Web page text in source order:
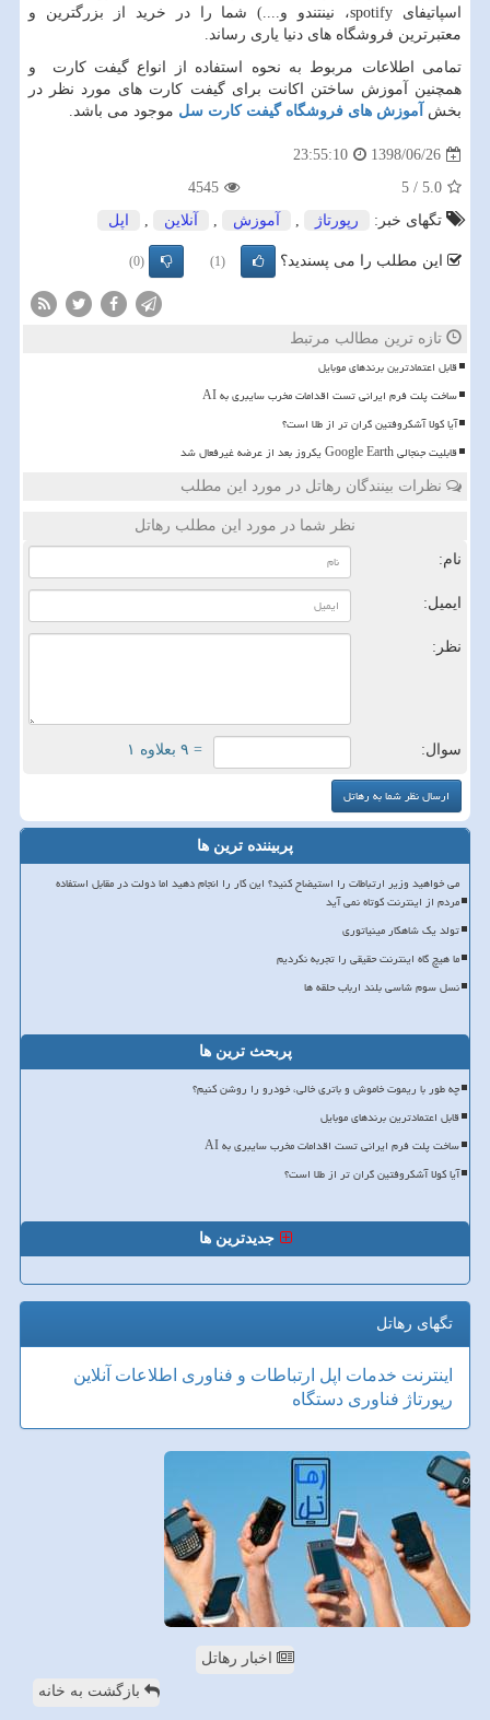
اسپاتیفای spotify، نینتندو و....) شما را در خرید از بزرگترین و
معتبرترین فروشگاه های دنیا یاری رساند.
تمامی اطلاعات مربوط به نحوه استفاده از انواع گیفت کارت و
همچنین آموزش ساختن اکانت برای گیفت کارت های مورد نظر در
بخش
آموزش های فروشگاه گیفت کارت سل موجود می باشد.
1398/06/26
23:55:10
5.0
/
5
4545
تگهای خبر:
رپورتاژ , آموزش , آنلاین , اپل
این مطلب را می پسندید؟ (1)
(0)
تازه ترین مطالب مرتبط
قابل اعتمادترین برندهای موبایل
ساخت پلت فرم ایرانی تست اقدامات مخرب سایبری به AI
آیا کولا آشکروفتین گران تر از طلا است؟
قابلیت جنجالی Google Earth یکروز بعد از عرضه غیرفعال شد
نظرات بینندگان رهاتل در مورد این مطلب
نظر شما در مورد این مطلب رهاتل
نام:
ایمیل:
نظر:
سوال: = ۹ بعلاوه ۱
پربیننده ترین ها
می خواهید وزیر ارتباطات را استیضاح کنید؟ این کار را انجام دهید اما دولت در مقابل استفاده
مردم از اینترنت کوتاه نمی آید
تولد یک شاهکار مینیاتوری
ما هیچ گاه اینترنت حقیقی را تجربه نکردیم
نسل سوم شاسی بلند ارباب حلقه ها
پربحث ترین ها
چه طور با ریموت خاموش و باتری خالی، خودرو را روشن کنیم؟
قابل اعتمادترین برندهای موبایل
ساخت پلت فرم ایرانی تست اقدامات مخرب سایبری به AI
آیا کولا آشکروفتین گران تر از طلا است؟
جدیدترین ها
تگهای رهاتل
اینترنت خدمات اپل ارتباطات و فناوری اطلاعات آنلاین
رپورتاژ فناوری دستگاه
اخبار رهاتل
بازگشت به خانه